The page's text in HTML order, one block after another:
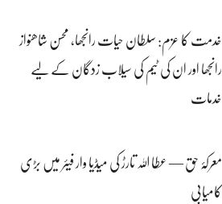
خدمت کا عزم: سلطان حیات رانجھا، محسن شاھنواز
رانجھا اور ان کی ٹیم کی سیلاب زدگان کے لیے
خدمات
معرکۂ حق — عطا اللہ تارڑ کی میڈیا وار فیئر میں بڑی
کامیابی